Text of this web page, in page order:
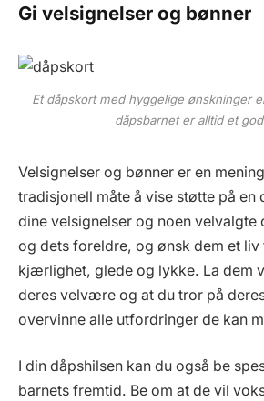
Gi velsignelser og bønner
Et dåpskort med hyggelige ønskninger
dåpsbarnet er alltid et
Velsignelser og bønner er en
tradisjonell måte å vise støtte på en
dine velsignelser og noen velvalgte
og dets foreldre, og ønsk dem et liv
kjærlighet, glede og lykke. La dem
deres velvære og at du tror på
overvinne alle utfordringer de kan
I din dåpshilsen kan du også be
barnets fremtid. Be om at de vil